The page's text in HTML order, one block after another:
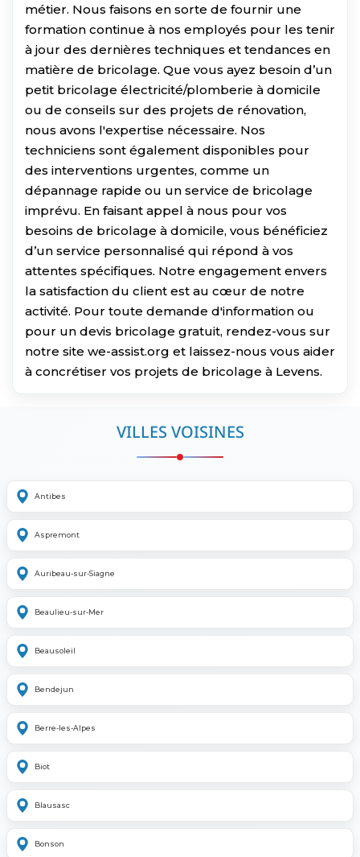
métier. Nous faisons en sorte de fournir une
formation continue à nos employés pour les tenir
à jour des dernières techniques et tendances en
matière de bricolage. Que vous ayez besoin d’un
petit bricolage électricité/plomberie à domicile
ou de conseils sur des projets de rénovation,
nous avons l'expertise nécessaire. Nos
techniciens sont également disponibles pour
des interventions urgentes, comme un
dépannage rapide ou un service de bricolage
imprévu. En faisant appel à nous pour vos
besoins de bricolage à domicile, vous bénéficiez
d’un service personnalisé qui répond à vos
attentes spécifiques. Notre engagement envers
la satisfaction du client est au cœur de notre
activité. Pour toute demande d'information ou
pour un devis bricolage gratuit, rendez-vous sur
notre site we-assist.org et laissez-nous vous aider
à concrétiser vos projets de bricolage à Levens.
VILLES VOISINES
Antibes
Aspremont
Auribeau-sur-Siagne
Beaulieu-sur-Mer
Beausoleil
Bendejun
Berre-les-Alpes
Biot
Blausasc
Bonson